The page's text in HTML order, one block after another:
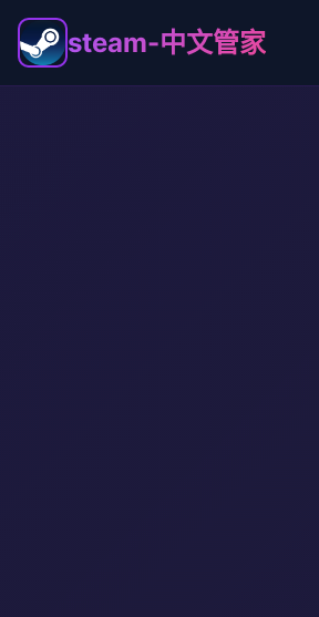
steam-中文管家